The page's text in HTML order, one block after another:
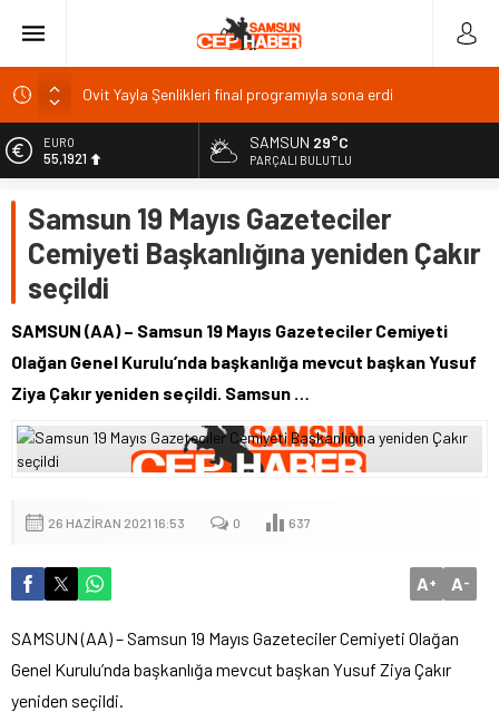
Üniversiteden ayrılanlara yeniden öğrenim hakkı
BAL Ligi katılım ücreti 1 milyon TL: TFF’ye çağrı
TFF 2026
EURO
55,1921
6.659,09
BİST
13.779,39
DOLAR
47,7155
SAMSUN 29°C
PARÇALI BULUTLU
Samsun 19 Mayıs Gazeteciler
Cemiyeti Başkanlığına yeniden Çakır
seçildi
SAMSUN (AA) – Samsun 19 Mayıs Gazeteciler Cemiyeti
Olağan Genel Kurulu’nda başkanlığa mevcut başkan Yusuf
Ziya Çakır yeniden seçildi. Samsun …
26 HAZIRAN 2021 16:53 0 637
A+ A-
SAMSUN (AA) – Samsun 19 Mayıs Gazeteciler Cemiyeti Olağan
Genel Kurulu’nda başkanlığa mevcut başkan Yusuf Ziya Çakır
yeniden seçildi.